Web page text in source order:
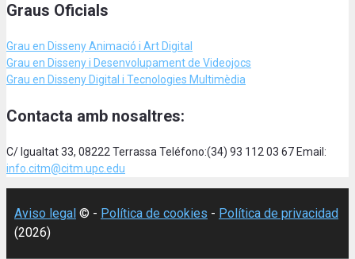
Graus Oficials
Grau en Disseny Animació i Art Digital
Grau en Disseny i Desenvolupament de Videojocs
Grau en Disseny Digital i Tecnologies Multimèdia
Contacta amb nosaltres:
C/ Igualtat 33, 08222 Terrassa Teléfono:(34) 93 112 03 67 Email:
info.citm@citm.upc.edu
Aviso legal © - Política de cookies - Política de privacidad
(2026)